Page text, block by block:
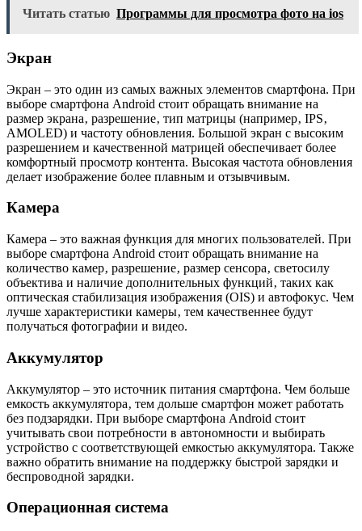
Читать статью Программы для просмотра фото на ios
Экран
Экран – это один из самых важных элементов смартфона. При
выборе смартфона Android стоит обращать внимание на
размер экрана‚ разрешение‚ тип матрицы (например‚ IPS‚
AMOLED) и частоту обновления. Большой экран с высоким
разрешением и качественной матрицей обеспечивает более
комфортный просмотр контента. Высокая частота обновления
делает изображение более плавным и отзывчивым.
Камера
Камера – это важная функция для многих пользователей. При
выборе смартфона Android стоит обращать внимание на
количество камер‚ разрешение‚ размер сенсора‚ светосилу
объектива и наличие дополнительных функций‚ таких как
оптическая стабилизация изображения (OIS) и автофокус. Чем
лучше характеристики камеры‚ тем качественнее будут
получаться фотографии и видео.
Аккумулятор
Аккумулятор – это источник питания смартфона. Чем больше
емкость аккумулятора‚ тем дольше смартфон может работать
без подзарядки. При выборе смартфона Android стоит
учитывать свои потребности в автономности и выбирать
устройство с соответствующей емкостью аккумулятора. Также
важно обратить внимание на поддержку быстрой зарядки и
беспроводной зарядки.
Операционная система